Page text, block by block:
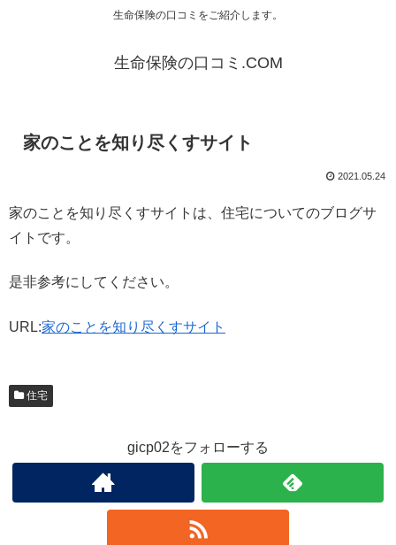
生命保険の口コミをご紹介します。
生命保険の口コミ.COM
家のことを知り尽くすサイト
2021.05.24
家のことを知り尽くすサイトは、住宅についてのブログサ
イトです。
是非参考にしてください。
URL:家のことを知り尽くすサイト
住宅
gicp02をフォローする